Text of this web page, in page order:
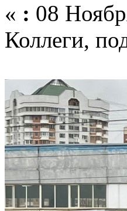
« : 08
Коллеги,